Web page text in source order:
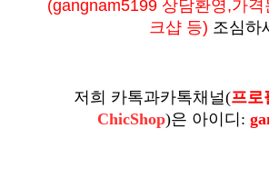
(gangnam5199 상담환영,가격
크샵 등) 조심하
저희 카톡과카톡채널(프로
ChicShop)은 아이디: